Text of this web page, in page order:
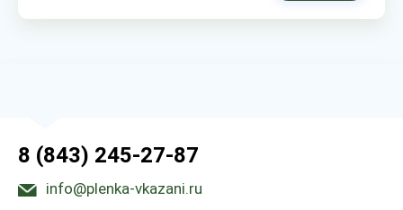
8 (843) 245-27-87
info@plenka-vkazani.ru